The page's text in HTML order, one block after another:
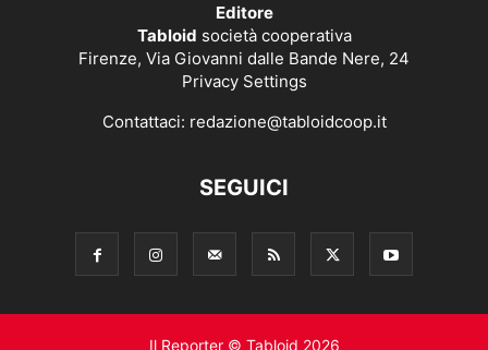
Editore
Tabloid società cooperativa
Firenze, Via Giovanni dalle Bande Nere, 24
Privacy Settings
Contattaci: redazione@tabloidcoop.it
SEGUICI
Il Reporter © Tabloid 2026